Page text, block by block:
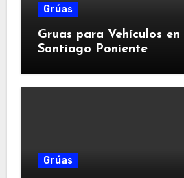
Grúas
Gruas para Vehículos en
Santiago Poniente
Grúas